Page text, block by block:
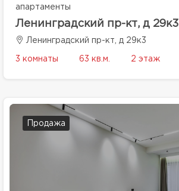
апартаменты
Ленинградский пр-кт, д 29к3
Ленинградский пр-кт, д 29к3
3 комнаты 63 кв.м. 2 этаж
Продажа